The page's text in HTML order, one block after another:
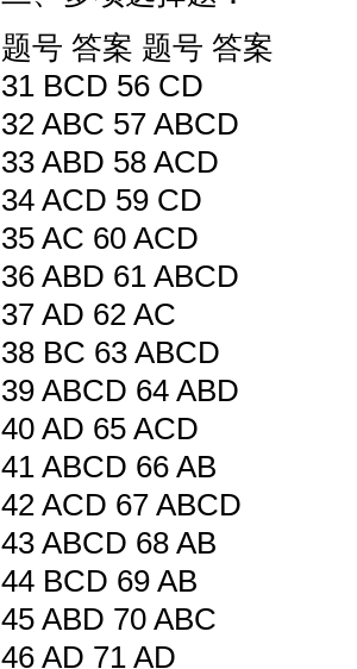
题号 答案 题号 答案
31 BCD 56 CD
32 ABC 57 ABCD
33 ABD 58 ACD
34 ACD 59 CD
35 AC 60 ACD
36 ABD 61 ABCD
37 AD 62 AC
38 BC 63 ABCD
39 ABCD 64 ABD
40 AD 65 ACD
41 ABCD 66 AB
42 ACD 67 ABCD
43 ABCD 68 AB
44 BCD 69 AB
45 ABD 70 ABC
46 AD 71 AD